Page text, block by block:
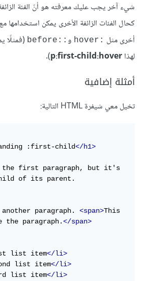
شيء آخر يجب عليك معرفته هو أنّ الفئة
أخرى مثل :hover و ::before
(فمثلًا
لهذاp:first-child:hover
).
أمثلة إضافية
تخيل معي شيفرة HTML التالية:
:first-child</h1>
of its parent.
is another paragraph.
<span>This
paragraph.</span>
list item</li>
list item</li>
list item</li>